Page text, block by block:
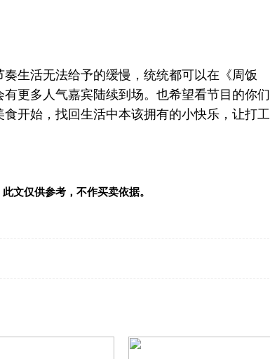
生活无法给予的缓慢，统统都可以在《周饭
更多人气嘉宾陆续到场。也希望看节目的你们
开始，找回生活中本该拥有的小快乐，让打工
文仅供参考，不作买卖依据。